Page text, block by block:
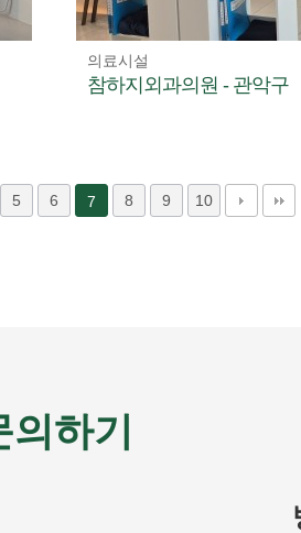
의료시설
참하지외과의원 - 관악구
5 6 7 8 9 10
의하기